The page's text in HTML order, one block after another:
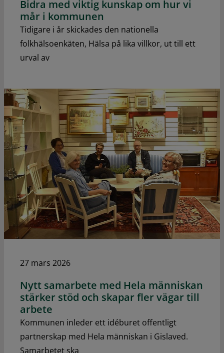
Bidra med viktig kunskap om hur vi
mår i kommunen
Tidigare i år skickades den nationella
folkhälsoenkäten, Hälsa på lika villkor, ut till ett
urval av
27 mars 2026
Nytt samarbete med Hela människan
stärker stöd och skapar fler vägar till
arbete
Kommunen inleder ett idéburet offentligt
partnerskap med Hela människan i Gislaved.
Samarbetet ska